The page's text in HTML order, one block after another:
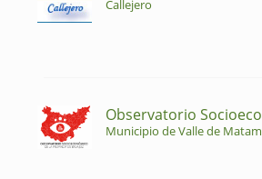
Callejero
Observatorio
Municipio de Valle de